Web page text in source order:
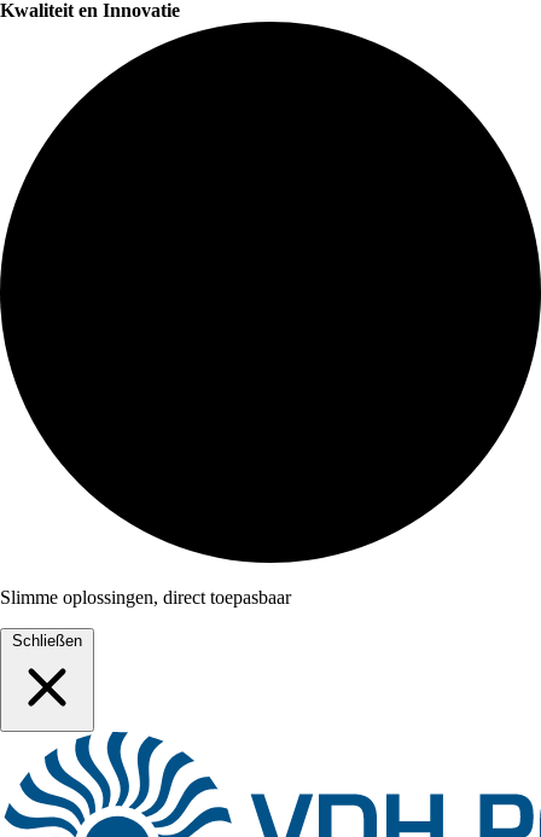
Kwaliteit en Innovatie
Slimme oplossingen, direct toepasbaar
Schließen